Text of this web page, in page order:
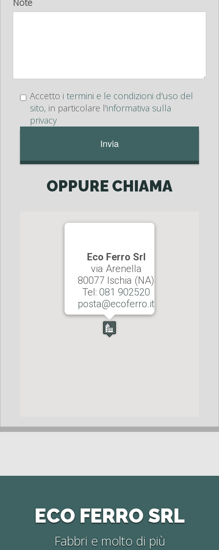
Accetto i termini e le condizioni d'uso del
sito, in particolare l'informativa sulla
privacy
OPPURE CHIAMA
Eco Ferro Srl
via Arenella
80077 Ischia (NA)
Tel: 081 902520
posta@ecoferro.it
ECO FERRO SRL
Fabbri e molto di più